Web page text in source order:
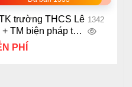
trường THCS Lê
+ TM biện pháp thi
1342
PHÍ